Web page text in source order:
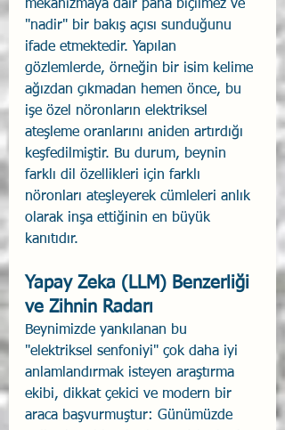
mekanizmaya dair paha biçilmez ve
"nadir" bir bakış açısı sunduğunu
ifade etmektedir. Yapılan
gözlemlerde, örneğin bir isim kelime
ağızdan çıkmadan hemen önce, bu
işe özel nöronların elektriksel
ateşleme oranlarını aniden artırdığı
keşfedilmiştir. Bu durum, beynin
farklı dil özellikleri için farklı
nöronları ateşleyerek cümleleri anlık
olarak inşa ettiğinin en büyük
kanıtıdır.
Yapay Zeka (LLM) Benzerliği
ve Zihnin Radarı
Beynimizde yankılanan bu
"elektriksel senfoniyi" çok daha iyi
anlamlandırmak isteyen araştırma
ekibi, dikkat çekici ve modern bir
araca başvurmuştur: Günümüzde